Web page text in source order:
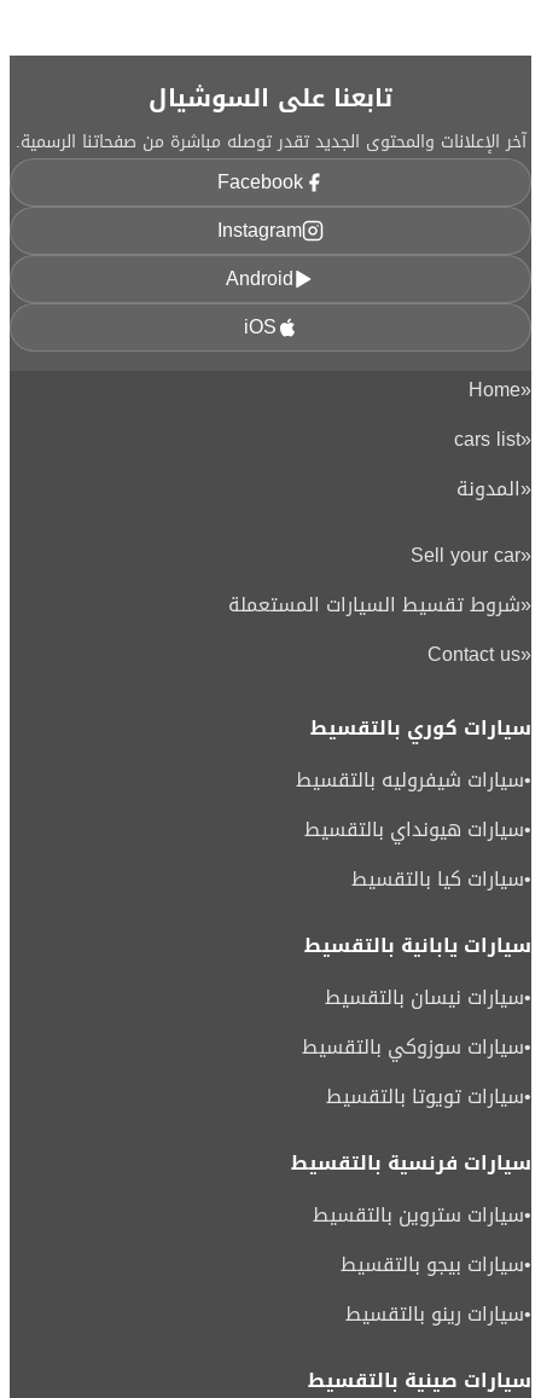
تابعنا على السوشيال
آخر الإعلانات والمحتوى الجديد تقدر توصله مباشرة من صفحاتنا الرسمية.
Facebook
Instagram
Android
iOS
«
Home
«
cars list
«المدونة
«
Sell your car
«شروط تقسيط السيارات المستعملة
«
Contact us
سيارات كوري بالتقسيط
•سيارات شيفروليه بالتقسيط
•سيارات هيونداي بالتقسيط
•سيارات كيا بالتقسيط
سيارات يابانية بالتقسيط
•سيارات نيسان بالتقسيط
•سيارات سوزوكي بالتقسيط
•سيارات تويوتا بالتقسيط
سيارات فرنسية بالتقسيط
•سيارات ستروين بالتقسيط
•سيارات بيجو بالتقسيط
•سيارات رينو بالتقسيط
سيارات صينية بالتقسيط